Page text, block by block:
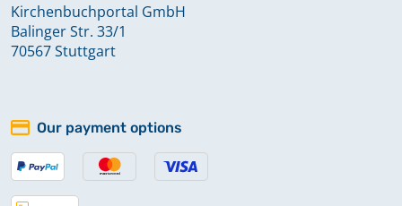
Kirchenbuchportal GmbH
Balinger Str. 33/1
70567 Stuttgart
Our payment options